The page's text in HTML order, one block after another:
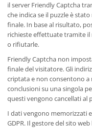
il server Friendly Captcha
che indica se il puzzle è
finale. In base al risultato,
richieste effettuate tramite il
o rifiutarle.
Friendly Captcha non
finale del visitatore. Gli
criptata e non consentono a
conclusioni su una singola
questi vengono cancellati al
I dati vengono memorizzati
GDPR. Il gestore del sito